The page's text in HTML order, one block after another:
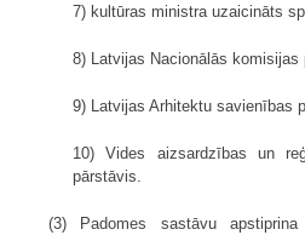
7) kultūras ministra uzaicināts
8) Latvijas Nacionālās komisijas
9) Latvijas Arhitektu savienības
10) Vides aizsardzības un
pārstāvis.
(3) Padomes sastāvu